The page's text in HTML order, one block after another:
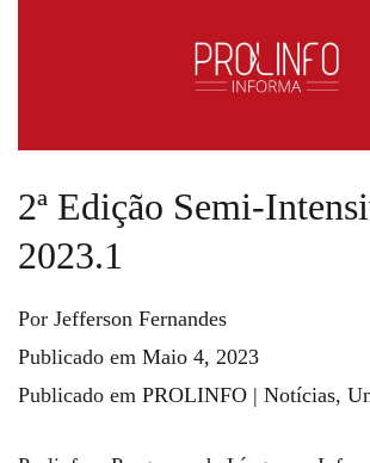
2ª Edição Semi-
2023.1
Por Jefferson Fernandes
Publicado em Maio 4, 2023
Publicado em PROLINFO | Notícias,